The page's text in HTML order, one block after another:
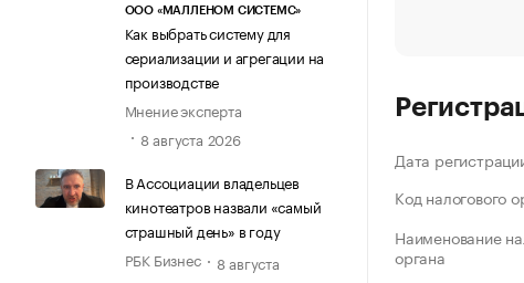
ООО «МАЛЛЕНОМ СИСТЕМС»
Как выбрать систему для
сериализации и агрегации на
производстве
Мнение эксперта
8 августа 2026
В Ассоциации владельцев
кинотеатров назвали «самый
страшный день» в году
РБК Бизнес
8 августа
Дата
Код налогового
Наименование
органа